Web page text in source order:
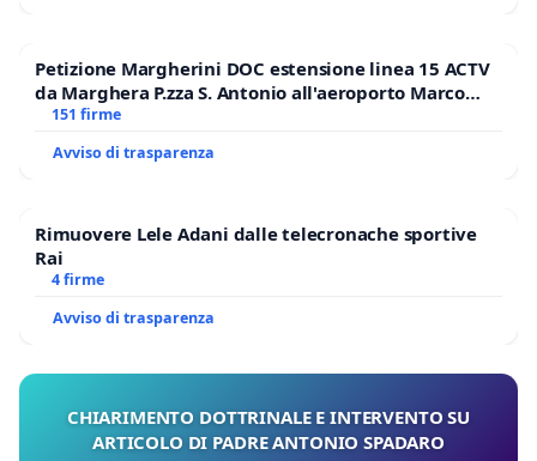
Petizione Margherini DOC estensione linea 15 ACTV
da Marghera P.zza S. Antonio all'aeroporto Marco
Polo tariffa a € 1,50
151 firme
Avviso di trasparenza
Rimuovere Lele Adani dalle telecronache sportive
Rai
4 firme
Avviso di trasparenza
CHIARIMENTO DOTTRINALE E INTERVENTO SU
ARTICOLO DI PADRE ANTONIO SPADARO